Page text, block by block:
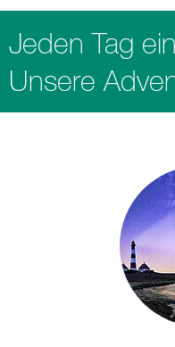
Jeden Tag
Unsere